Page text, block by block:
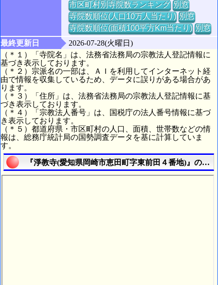
市区町村別寺院数ランキング 別窓
寺院数順位(人口10万人当たり) 別窓
寺院数順位(面積100平方Km当たり) 別窓
最終更新日
2026-07-28(火曜日)
（＊１）「寺院名」は、法務省法務局の宗教法人登記情報に
基づき表示しております。
（＊２）宗派名の一部は、ＡＩを利用してインターネット経
由で情報を収集しているため、データに誤りがある場合があ
ります。
（＊３）「住所」は、法務省法務局の宗教法人登記情報に基
づき表示しております。
（＊４）「宗教法人番号」は、国税庁の法人番号情報に基づ
き表示しております。
（＊５）都道府県・市区町村の人口、面積、世帯数などの情
報は、総務庁統計局の国勢調査データを基に計算していま
す。
『淨教寺(愛知県岡崎市恵田町字東前田４番地)』の航